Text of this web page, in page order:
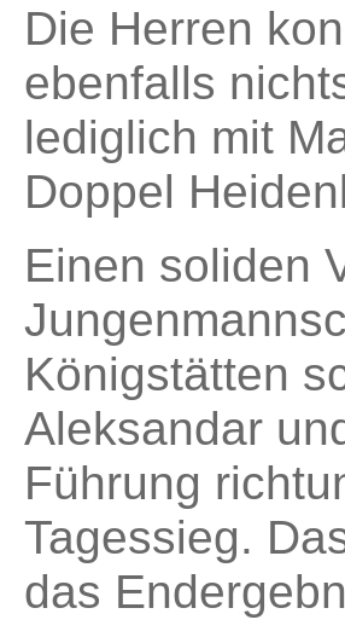
Die Herren
ebenfalls
lediglich mit
Doppel
Einen soliden
Königstätten
Aleksandar
Führung
Tagessieg.
das